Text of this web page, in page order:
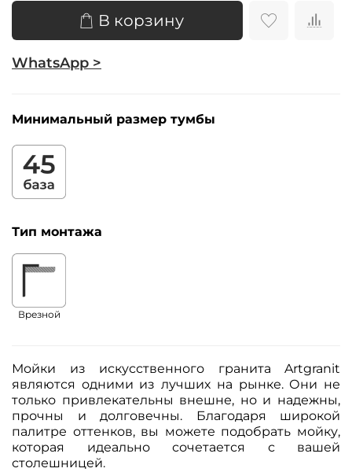
В корзину
WhatsApp >
Минимальный размер тумбы
Тип монтажа
Врезной
Мойки из искусственного гранита Artgranit
являются одними из лучших на рынке. Они не
только привлекательны внешне, но и надежны,
прочны и долговечны. Благодаря широкой
палитре оттенков, вы можете подобрать мойку,
которая идеально сочетается с вашей
столешницей.